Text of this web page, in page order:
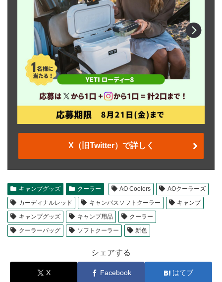
X（旧Twitter）で詳しく
キャンプグッズ クーラー AO Coolers
AOクーラーズ
カーディナルレッド
キャンバスソフトクーラー
キャンプ
キャンプグッズ
キャンプ用品
クーラー
クーラーバッグ
ソフトクーラー 新色
シェアする
X Facebook はてブ